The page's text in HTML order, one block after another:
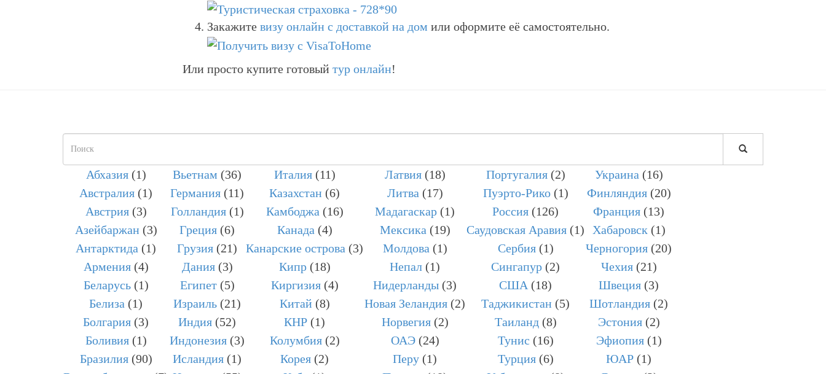
Закажите визу онлайн с доставкой на дом или оформите её самостоятельно.
Или просто купите готовый тур онлайн!
Форма
поиска
ПОИСК
Абхазия (1) Вьетнам (36) Италия (11) Латвия (18) Португалия (2) Украина (16)
Австралия (1) Германия (11) Казахстан (6) Литва (17) Пуэрто-Рико (1) Финляндия (20)
Австрия (3) Голландия (1) Камбоджа (16) Мадагаскар (1) Россия (126) Франция (13)
Азейбаржан (3) Греция (6) Канада (4) Мексика (19) Саудовская Аравия (1) Хабаровск (1)
Антарктида (1) Грузия (21) Канарские острова (3) Молдова (1) Сербия (1) Черногория (20)
Армения (4) Дания (3) Кипр (18) Непал (1) Сингапур (2) Чехия (21)
Беларусь (1) Египет (5) Киргизия (4) Нидерланды (3) США (18) Швеция (3)
Белиза (1) Израиль (21) Китай (8) Новая Зеландия (2) Таджикистан (5) Шотландия (2)
Болгария (3) Индия (52) КНР (1) Норвегия (2) Таиланд (8) Эстония (2)
Боливия (1) Индонезия (3) Колумбия (2) ОАЭ (24) Тунис (16) Эфиопия (1)
Бразилия (90) Исландия (1) Корея (2) Перу (1) Турция (6) ЮАР (1)